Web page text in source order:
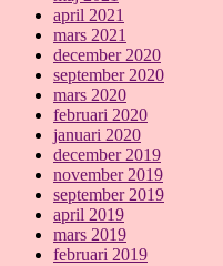
april 2021
mars 2021
december 2020
september 2020
mars 2020
februari 2020
januari 2020
december 2019
november 2019
september 2019
april 2019
mars 2019
februari 2019